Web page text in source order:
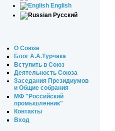
English
Русский
О Союзе
Блог А.А.Турчака
Вступить в Союз
Деятельность Союза
Заседания Президиумов
и Общие собрания
МФ "Российский
промышленник"
Контакты
Вход